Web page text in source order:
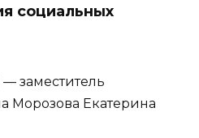
социальных
заместитель
Морозова Екатерина